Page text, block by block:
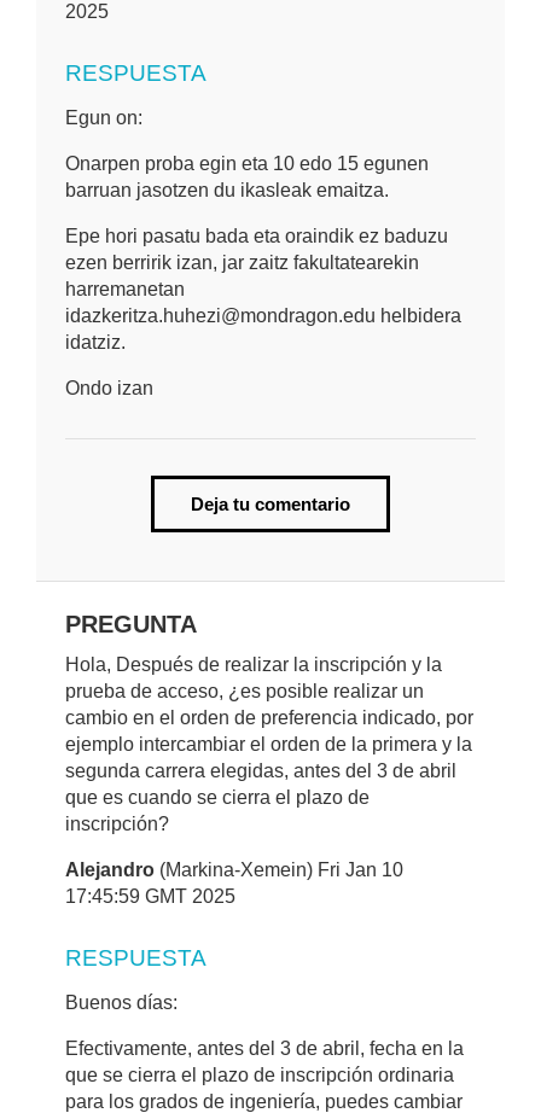
2025
RESPUESTA
Egun on:
Onarpen proba egin eta 10 edo 15 egunen
barruan jasotzen du ikasleak emaitza.
Epe hori pasatu bada eta oraindik ez baduzu
ezen berririk izan, jar zaitz fakultatearekin
harremanetan
idazkeritza.huhezi@mondragon.edu helbidera
idatziz.
Ondo izan
Deja tu comentario
PREGUNTA
Hola, Después de realizar la inscripción y la
prueba de acceso, ¿es posible realizar un
cambio en el orden de preferencia indicado, por
ejemplo intercambiar el orden de la primera y la
segunda carrera elegidas, antes del 3 de abril
que es cuando se cierra el plazo de
inscripción?
Alejandro (Markina-Xemein) Fri Jan 10
17:45:59 GMT 2025
RESPUESTA
Buenos días:
Efectivamente, antes del 3 de abril, fecha en la
que se cierra el plazo de inscripción ordinaria
para los grados de ingeniería, puedes cambiar